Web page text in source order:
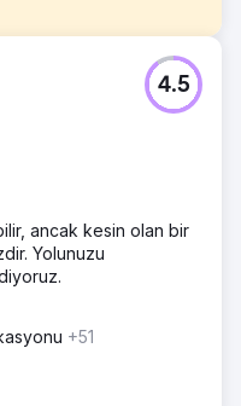
organik trafiği sıfırdan
olması nedeniyle
nasıl başlayıp
yollarını
müşteriye satış
kelime grupları
ikna ettik. Bu işe
grubuna harcama
için İLK 1-3 sıralara
4.5
ancak kesin olan bir
Yolunuzu
+51